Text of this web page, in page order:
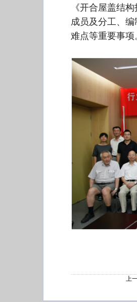
《开合屋盖结
成员及分工、
难点等重要事项
上